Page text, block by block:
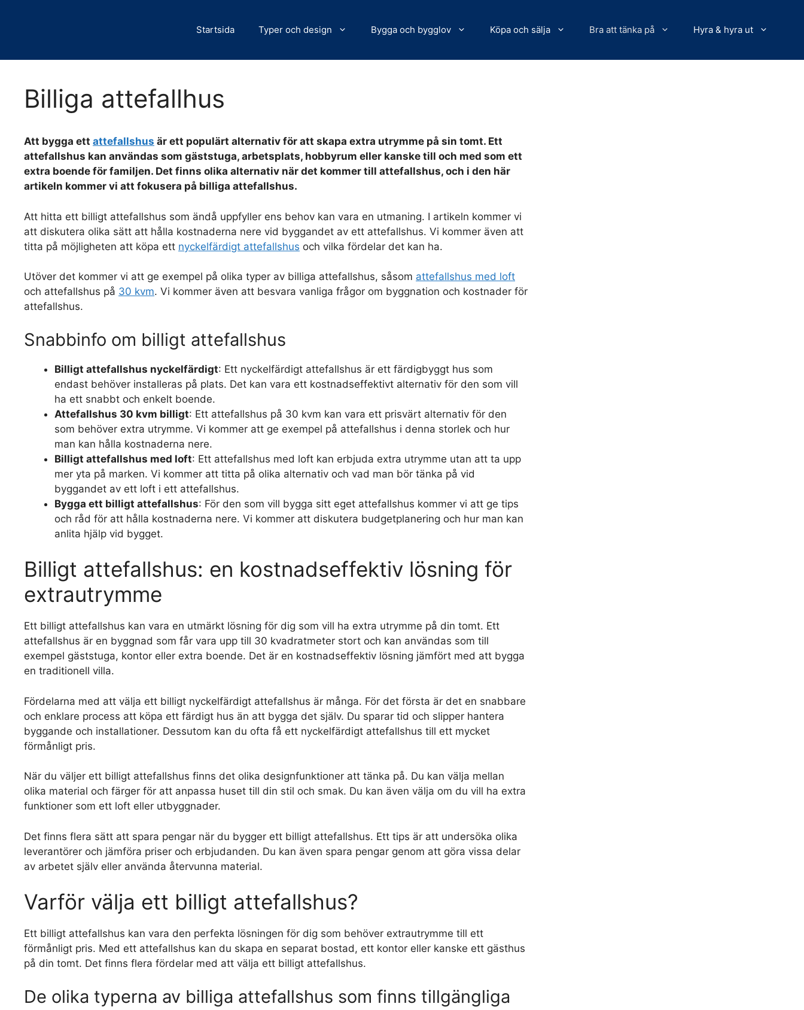
Startsida Typer och design Bygga och bygglov Köpa och sälja Bra att tänka på Hyra & hyra ut
Billiga attefallhus
Att bygga ett attefallshus är ett populärt alternativ för att skapa extra utrymme på sin tomt. Ett
attefallshus kan användas som gäststuga, arbetsplats, hobbyrum eller kanske till och med som ett
extra boende för familjen. Det finns olika alternativ när det kommer till attefallshus, och i den här
artikeln kommer vi att fokusera på billiga attefallshus.
Att hitta ett billigt attefallshus som ändå uppfyller ens behov kan vara en utmaning. I artikeln kommer vi
att diskutera olika sätt att hålla kostnaderna nere vid byggandet av ett attefallshus. Vi kommer även att
titta på möjligheten att köpa ett nyckelfärdigt attefallshus och vilka fördelar det kan ha.
Utöver det kommer vi att ge exempel på olika typer av billiga attefallshus, såsom attefallshus med loft
och attefallshus på 30 kvm. Vi kommer även att besvara vanliga frågor om byggnation och kostnader för
attefallshus.
Snabbinfo om billigt attefallshus
Billigt attefallshus nyckelfärdigt: Ett nyckelfärdigt attefallshus är ett färdigbyggt hus som
endast behöver installeras på plats. Det kan vara ett kostnadseffektivt alternativ för den som vill
ha ett snabbt och enkelt boende.
Attefallshus 30 kvm billigt: Ett attefallshus på 30 kvm kan vara ett prisvärt alternativ för den
som behöver extra utrymme. Vi kommer att ge exempel på attefallshus i denna storlek och hur
man kan hålla kostnaderna nere.
Billigt attefallshus med loft: Ett attefallshus med loft kan erbjuda extra utrymme utan att ta upp
mer yta på marken. Vi kommer att titta på olika alternativ och vad man bör tänka på vid
byggandet av ett loft i ett attefallshus.
Bygga ett billigt attefallshus: För den som vill bygga sitt eget attefallshus kommer vi att ge tips
och råd för att hålla kostnaderna nere. Vi kommer att diskutera budgetplanering och hur man kan
anlita hjälp vid bygget.
Billigt attefallshus: en kostnadseffektiv lösning för
extrautrymme
Ett billigt attefallshus kan vara en utmärkt lösning för dig som vill ha extra utrymme på din tomt. Ett
attefallshus är en byggnad som får vara upp till 30 kvadratmeter stort och kan användas som till
exempel gäststuga, kontor eller extra boende. Det är en kostnadseffektiv lösning jämfört med att bygga
en traditionell villa.
Fördelarna med att välja ett billigt nyckelfärdigt attefallshus är många. För det första är det en snabbare
och enklare process att köpa ett färdigt hus än att bygga det själv. Du sparar tid och slipper hantera
byggande och installationer. Dessutom kan du ofta få ett nyckelfärdigt attefallshus till ett mycket
förmånligt pris.
När du väljer ett billigt attefallshus finns det olika designfunktioner att tänka på. Du kan välja mellan
olika material och färger för att anpassa huset till din stil och smak. Du kan även välja om du vill ha extra
funktioner som ett loft eller utbyggnader.
Det finns flera sätt att spara pengar när du bygger ett billigt attefallshus. Ett tips är att undersöka olika
leverantörer och jämföra priser och erbjudanden. Du kan även spara pengar genom att göra vissa delar
av arbetet själv eller använda återvunna material.
Varför välja ett billigt attefallshus?
Ett billigt attefallshus kan vara den perfekta lösningen för dig som behöver extrautrymme till ett
förmånligt pris. Med ett attefallshus kan du skapa en separat bostad, ett kontor eller kanske ett gästhus
på din tomt. Det finns flera fördelar med att välja ett billigt attefallshus.
De olika typerna av billiga attefallshus som finns tillgängliga